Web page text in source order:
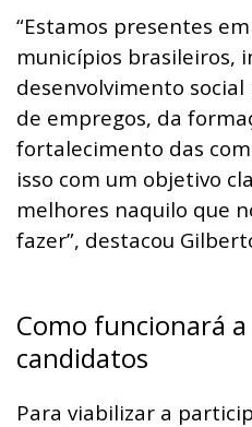
“Estamos presentes
municípios brasileiros,
desenvolvimento
de empregos, da
fortalecimento das
isso com um objetivo
melhores naquilo que
fazer”, destacou
Como funcionará a
candidatos
Para viabilizar a